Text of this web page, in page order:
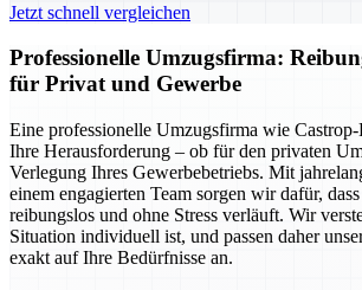
Jetzt schnell vergleichen
Professionelle Umzugsfirma:
für Privat und Gewerbe
Eine professionelle Umzugsfirma wie
Ihre Herausforderung – ob für den privaten
Verlegung Ihres Gewerbebetriebs. Mit
einem engagierten Team sorgen wir dafür,
reibungslos und ohne Stress verläuft. Wir
Situation individuell ist, und passen daher
exakt auf Ihre Bedürfnisse an.